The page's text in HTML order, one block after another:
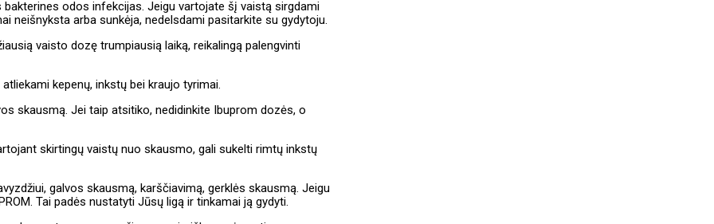
odos infekcijas. Jeigu vartojate šį vaistą sirgdami
neišnyksta arba sunkėja, nedelsdami pasitarkite su gydytoju.
vaisto dozę trumpiausią laiką, reikalingą palengvinti
kepenų, inkstų bei kraujo tyrimai.
skausmą. Jei taip atsitiko, nedidinkite Ibuprom dozės, o
skirtingų vaistų nuo skausmo, gali sukelti rimtų inkstų
galvos skausmą, karščiavimą, gerklės skausmą. Jeigu
Tai padės nustatyti Jūsų ligą ir tinkamai ją gydyti.